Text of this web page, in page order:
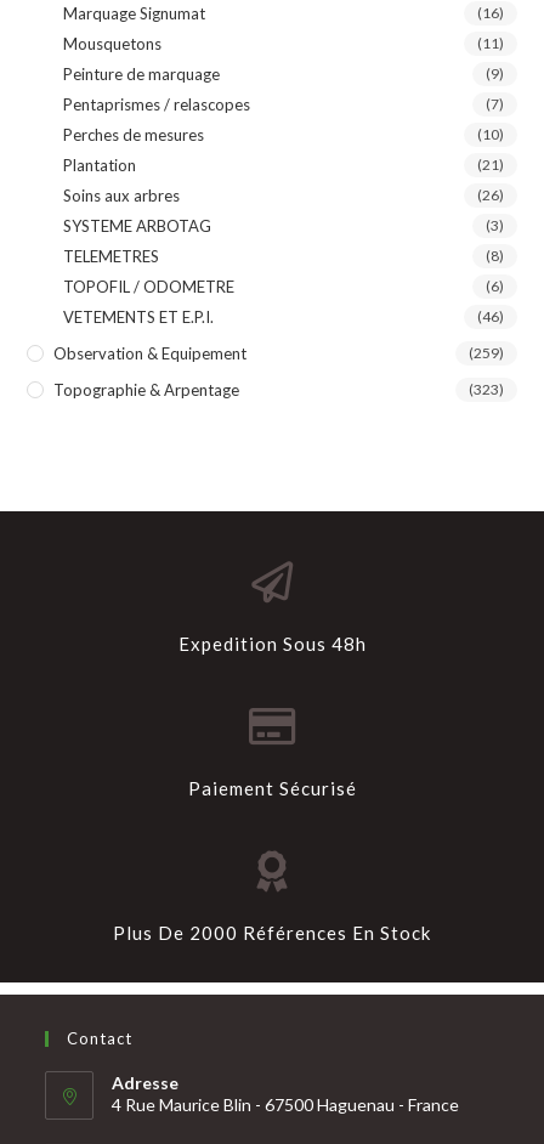
Marquage Signumat (16)
Mousquetons (11)
Peinture de marquage (9)
Pentaprismes / relascopes (7)
Perches de mesures (10)
Plantation (21)
Soins aux arbres (26)
SYSTEME ARBOTAG (3)
TELEMETRES (8)
TOPOFIL / ODOMETRE (6)
VETEMENTS ET E.P.I. (46)
Observation & Equipement (259)
Topographie & Arpentage (323)
Expedition Sous 48h
Paiement Sécurisé
Plus De 2000 Références En Stock
Contact
Adresse
4 Rue Maurice Blin - 67500 Haguenau - France